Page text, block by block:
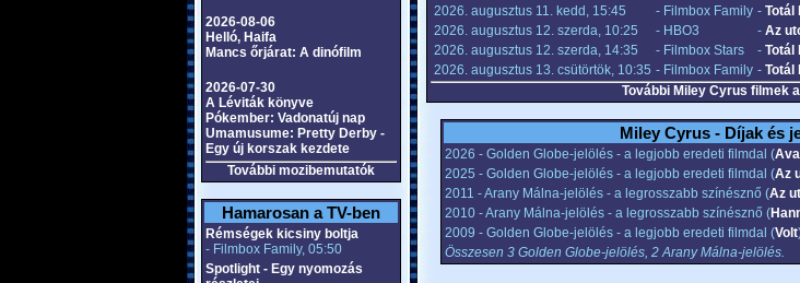
2026-08-06
Helló, Haifa
Mancs őrjárat: A dinófilm
2026-07-30
A Léviták könyve
Pókember: Vadonatúj nap
Umamusume: Pretty Derby -
Egy új korszak kezdete
További mozibemutatók
Hamarosan a TV-ben
Rémségek kicsiny boltja
- Filmbox Family, 05:50
Spotlight - Egy nyomozás
2026. augusztus 11. kedd, 15:45
- Filmbox Family - Totál
2026. augusztus 12. szerda, 10:25
- HBO3 - Az
2026. augusztus 12. szerda, 14:35
- Filmbox Stars - Totál
2026. augusztus 13. csütörtök, 10:35 - Filmbox Family - Totál
További Miley Cyrus filmek
Miley Cyrus - Díjak és
2026 - Golden Globe-jelölés - a legjobb eredeti filmdal (
2025 - Golden Globe-jelölés - a legjobb eredeti filmdal (Az
2011 - Arany Málna-jelölés - a legrosszabb színésznő (Az
2010 - Arany Málna-jelölés - a legrosszabb színésznő (
2009 - Golden Globe-jelölés - a legjobb eredeti filmdal (Volt
Összesen 3 Golden Globe-jelölés, 2 Arany Málna-jelölés.